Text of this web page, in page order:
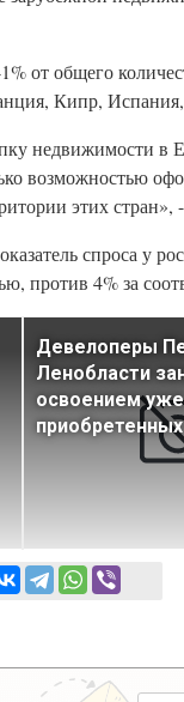
от общего
Кипр,
недвижимости в
возможностью
этих
спроса у
против 4% за
Девелоперы
Ленобласти
освоением уже